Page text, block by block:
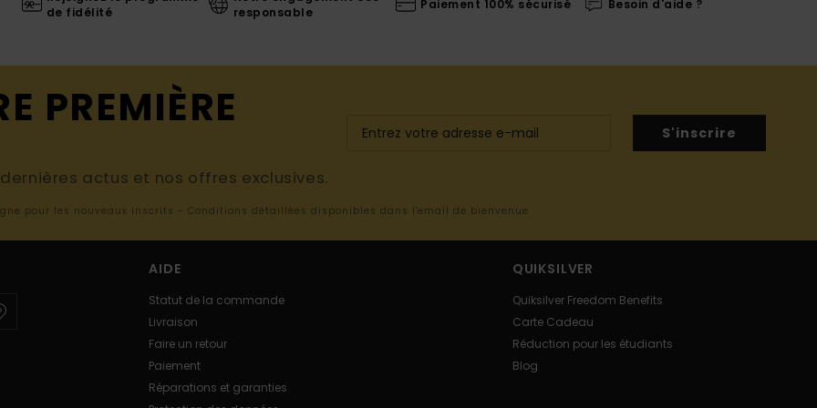
de fidélité
responsable
Paiement 100% sécurisé Besoin d'aide ?
PREMIÈRE
actus et nos offres exclusives.
S'inscrire
pour les nouveaux inscrits - Conditions détaillées disponibles dans l'email de bienvenue
AIDE
Statut de la commande
Livraison
Faire un retour
Paiement
Réparations et garanties
QUIKSILVER
Quiksilver Freedom Benefits
Carte Cadeau
Réduction pour les étudiants
Blog